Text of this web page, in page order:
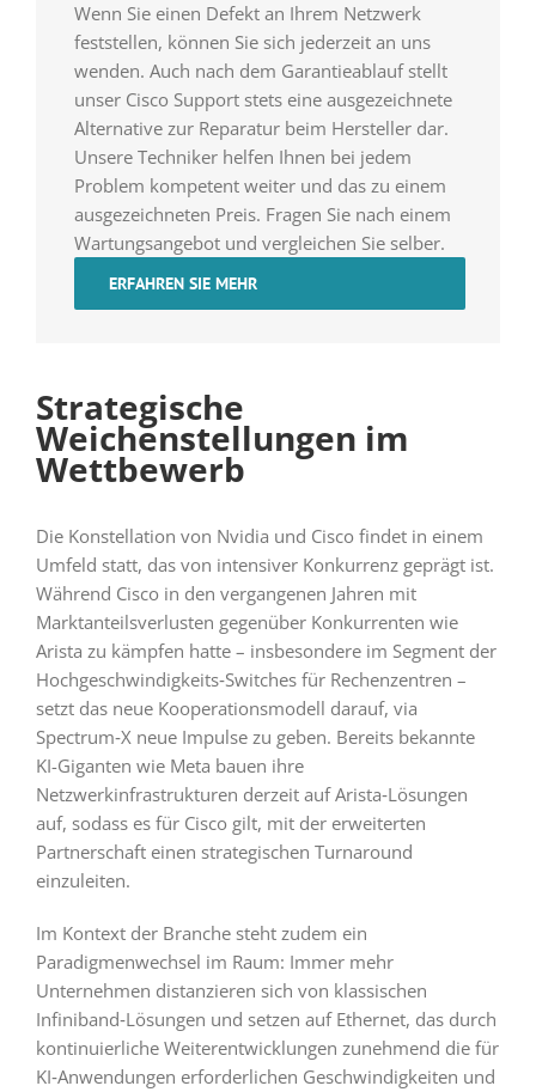
Wenn Sie einen Defekt an Ihrem Netzwerk
feststellen, können Sie sich jederzeit an uns
wenden. Auch nach dem Garantieablauf stellt
unser Cisco Support stets eine ausgezeichnete
Alternative zur Reparatur beim Hersteller dar.
Unsere Techniker helfen Ihnen bei jedem
Problem kompetent weiter und das zu einem
ausgezeichneten Preis. Fragen Sie nach einem
Wartungsangebot und vergleichen Sie selber.
ERFAHREN SIE MEHR
Strategische
Weichenstellungen im
Wettbewerb
Die Konstellation von Nvidia und Cisco findet in einem
Umfeld statt, das von intensiver Konkurrenz geprägt ist.
Während Cisco in den vergangenen Jahren mit
Marktanteilsverlusten gegenüber Konkurrenten wie
Arista zu kämpfen hatte – insbesondere im Segment der
Hochgeschwindigkeits‑Switches für Rechenzentren –
setzt das neue Kooperationsmodell darauf, via
Spectrum‑X neue Impulse zu geben. Bereits bekannte
KI-Giganten wie Meta bauen ihre
Netzwerkinfrastrukturen derzeit auf Arista‑Lösungen
auf, sodass es für Cisco gilt, mit der erweiterten
Partnerschaft einen strategischen Turnaround
einzuleiten.
Im Kontext der Branche steht zudem ein
Paradigmenwechsel im Raum: Immer mehr
Unternehmen distanzieren sich von klassischen
Infiniband‑Lösungen und setzen auf Ethernet, das durch
kontinuierliche Weiterentwicklungen zunehmend die für
KI‑Anwendungen erforderlichen Geschwindigkeiten und